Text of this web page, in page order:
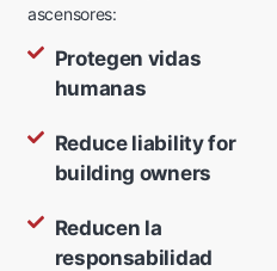
ascensores:
Protegen vidas
humanas
Reduce liability for
building owners
Reducen la
responsabilidad